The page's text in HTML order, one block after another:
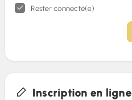
Rester connecté(e)
Inscription en ligne